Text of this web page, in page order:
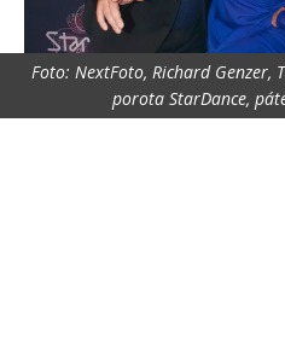
Foto: NextFoto, Richard Genzer,
porota StarDance,